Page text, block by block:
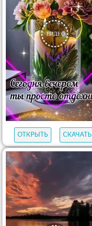
ОТКРЫТЬ СКАЧАТЬ